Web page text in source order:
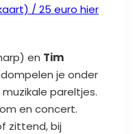
/ 25 euro hier
en Tim
je onder
pareltjes.
en concert.
zittend, bij